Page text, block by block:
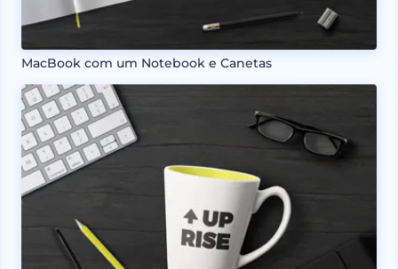
MacBook com um Notebook e Canetas